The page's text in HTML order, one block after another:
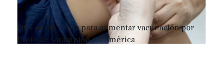
OPS emite alerta para aumentar vacunación por
brote de sarampión en América